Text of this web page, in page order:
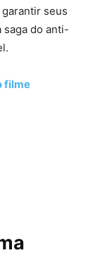
seus
do anti-
filme